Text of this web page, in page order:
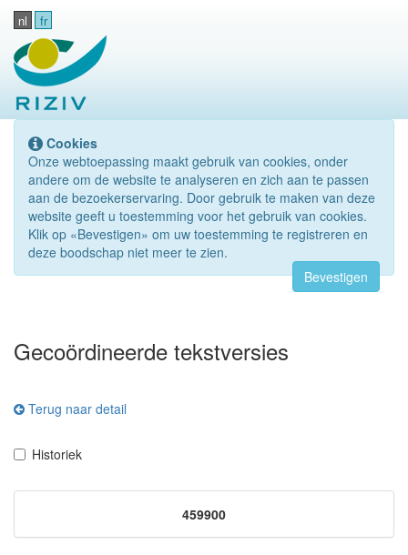
nl fr
Cookies
Onze webtoepassing maakt gebruik van cookies, onder
andere om de website te analyseren en zich aan te passen
aan de bezoekerservaring. Door gebruik te maken van deze
website geeft u toestemming voor het gebruik van cookies.
Klik op «Bevestigen» om uw toestemming te registreren en
deze boodschap niet meer te zien.
Bevestigen
Gecoördineerde tekstversies
Terug naar detail
Historiek
459900